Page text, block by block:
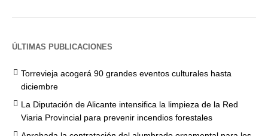
ÚLTIMAS PUBLICACIONES
Torrevieja acogerá 90 grandes eventos culturales hasta
diciembre
La Diputación de Alicante intensifica la limpieza de la Red
Viaria Provincial para prevenir incendios forestales